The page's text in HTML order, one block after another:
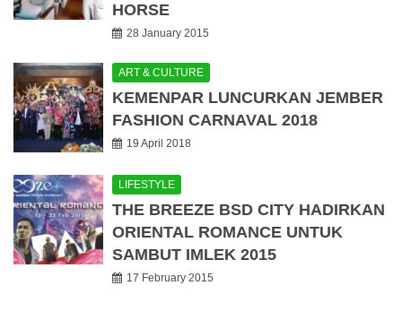
HORSE
28 January 2015
ART & CULTURE
KEMENPAR LUNCURKAN JEMBER
FASHION CARNAVAL 2018
19 April 2018
LIFESTYLE
THE BREEZE BSD CITY HADIRKAN
ORIENTAL ROMANCE UNTUK
SAMBUT IMLEK 2015
17 February 2015